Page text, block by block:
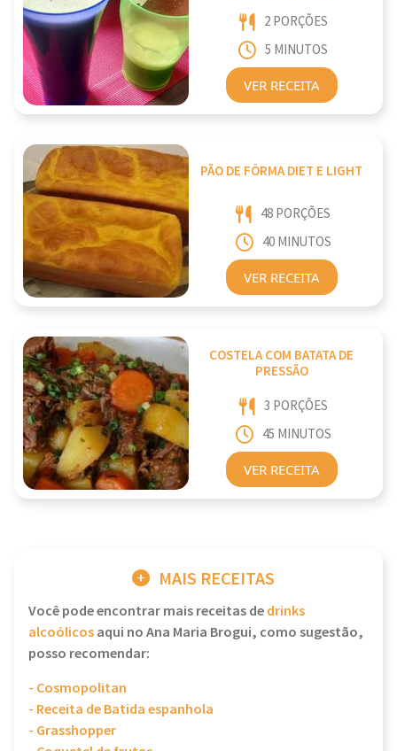
2 PORÇÕES
5 MINUTOS
VER RECEITA
PÃO DE FÔRMA DIET E LIGHT
48 PORÇÕES
40 MINUTOS
VER RECEITA
COSTELA COM BATATA DE
PRESSÃO
3 PORÇÕES
45 MINUTOS
VER RECEITA
MAIS RECEITAS
Você pode encontrar mais receitas dedrinks
alcoólicosaqui no Ana Maria Brogui, como sugestão,
posso recomendar:
- Cosmopolitan
- Receita de Batida espanhola
- Grasshopper